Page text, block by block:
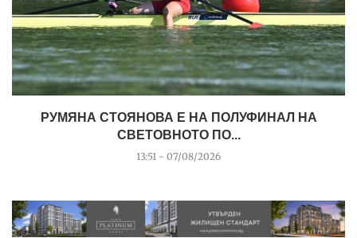
РУМЯНА СТОЯНОВА Е НА ПОЛУФИНАЛ НА
СВЕТОВНОТО ПО...
13:51 - 07/08/2026